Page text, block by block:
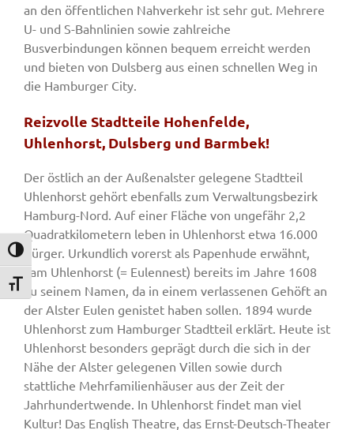
Umschalten auf hohe Kontraste
Schrift vergrößern
an den öffentlichen Nahverkehr ist sehr gut. Mehrere
U- und S-Bahnlinien sowie zahlreiche
Busverbindungen können bequem erreicht werden
und bieten von Dulsberg aus einen schnellen Weg in
die Hamburger City.
Reizvolle Stadtteile Hohenfelde,
Uhlenhorst, Dulsberg und Barmbek!
Der östlich an der Außenalster gelegene Stadtteil
Uhlenhorst gehört ebenfalls zum Verwaltungsbezirk
Hamburg-Nord. Auf einer Fläche von ungefähr 2,2
Quadratkilometern leben in Uhlenhorst etwa 16.000
Bürger. Urkundlich vorerst als Papenhude erwähnt,
kam Uhlenhorst (= Eulennest) bereits im Jahre 1608
zu seinem Namen, da in einem verlassenen Gehöft an
der Alster Eulen genistet haben sollen. 1894 wurde
Uhlenhorst zum Hamburger Stadtteil erklärt. Heute ist
Uhlenhorst besonders geprägt durch die sich in der
Nähe der Alster gelegenen Villen sowie durch
stattliche Mehrfamilienhäuser aus der Zeit der
Jahrhundertwende. In Uhlenhorst findet man viel
Kultur! Das English Theatre, das Ernst-Deutsch-Theater